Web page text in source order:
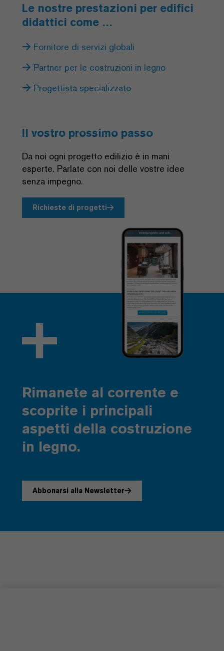
Le nostre prestazioni per edifici
didattici come …
Fornitore di servizi globali
Partner per le costruzioni in legno
Progettista specializzato
Il vostro prossimo passo
Da noi ogni progetto edilizio è in mani
esperte. Parlate con noi delle vostre idee
senza impegno.
Richieste di progetti
Rimanete al corrente e
scoprite i principali
aspetti della costruzione
in legno.
Abbonarsi alla Newsletter